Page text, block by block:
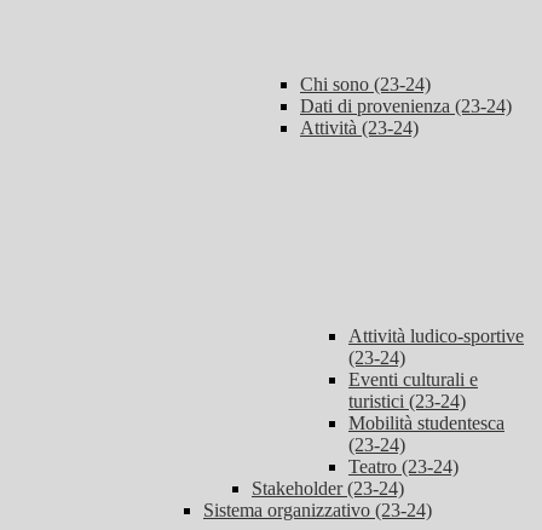
Chi sono (23-24)
Dati di provenienza (23-24)
Attività (23-24)
Attività ludico-sportive
(23-24)
Eventi culturali e
turistici (23-24)
Mobilità studentesca
(23-24)
Teatro (23-24)
Stakeholder (23-24)
Sistema organizzativo (23-24)